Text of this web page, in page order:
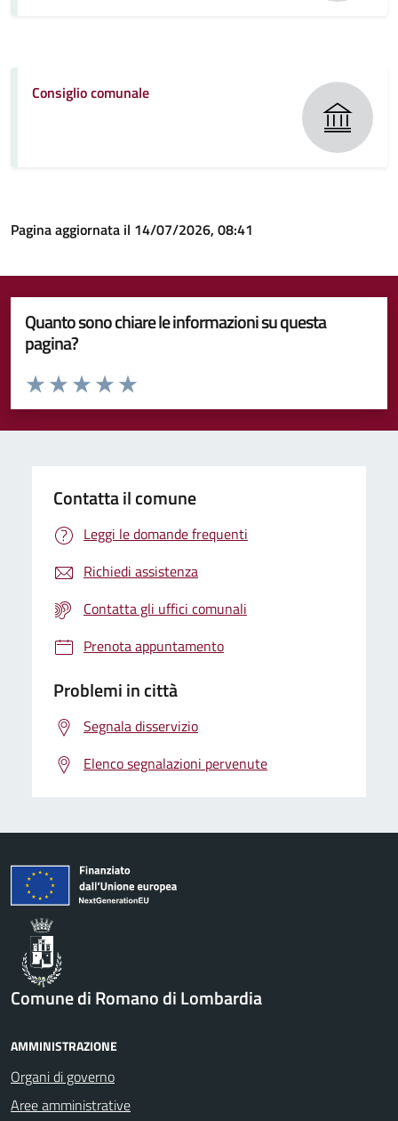
Consiglio comunale
Pagina aggiornata il 14/07/2026, 08:41
Quanto sono chiare le informazioni su questa
pagina?
Valuta da 1 a 5 stelle la pagina
Valuta 5 stelle su 5
Valuta 4 stelle su 5
Valuta 3 stelle su 5
Valuta 2 stelle su 5
Valuta 1 stelle su 5
Contatta il comune
Leggi le domande frequenti
Richiedi assistenza
Contatta gli uffici comunali
Prenota appuntamento
Problemi in città
Segnala disservizio
Elenco segnalazioni pervenute
Comune di Romano di Lombardia
AMMINISTRAZIONE
Organi di governo
Aree amministrative